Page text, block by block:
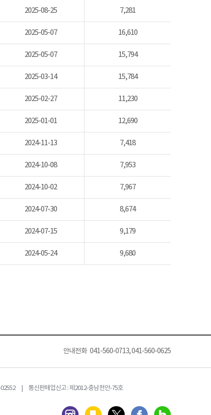
2025-08-25 7,281
2025-05-07 16,610
2025-05-07 15,794
2025-03-14 15,784
2025-02-27 11,230
2025-01-01 12,690
2024-11-13 7,418
2024-10-08 7,953
2024-10-02 7,967
2024-07-30 8,674
2024-07-15 9,179
2024-05-24 9,680
안내전화 041-560-0713, 041-560-0625
| 통신판매업신고 : 제2012-충남천안-75호